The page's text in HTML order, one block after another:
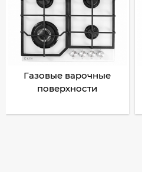
Газовые варочные
поверхности